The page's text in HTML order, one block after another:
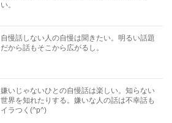
い。
自慢話しない人の自慢は聞きたい。明るい話題
だから話もそこから広がるし。
嫌いじゃないひとの自慢話は楽しい。知らない
世界を知れたりする。嫌いな人の話は不幸話も
イラつく(^p^)